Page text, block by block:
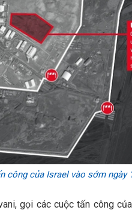
của Israel vào sớm ngày
gọi các cuộc tấn công